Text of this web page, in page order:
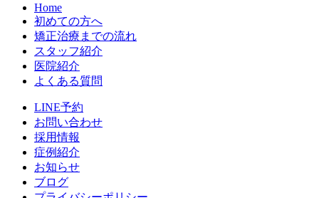
Home
初めての方へ
矯正治療までの流れ
スタッフ紹介
医院紹介
よくある質問
LINE予約
お問い合わせ
採用情報
症例紹介
お知らせ
ブログ